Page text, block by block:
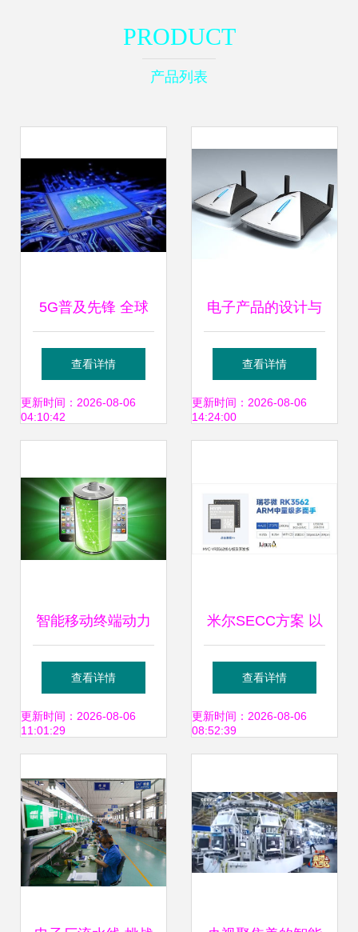
PRODUCT
产品列表
5G普及先锋 全球
首款5G集成式SoC
三星Exynos 980技
查看详情
更新时间：2026-08-06
04:10:42
电子产品的设计与
技术开发 从概念到
现实的创新之旅
查看详情
更新时间：2026-08-06
14:24:00
智能移动终端动力
保障 10项突破性技
术重塑手机电池续
查看详情
更新时间：2026-08-06
11:01:29
米尔SECC方案 以
技术创新驱动国标
充电桩全球化进程
查看详情
更新时间：2026-08-06
08:52:39